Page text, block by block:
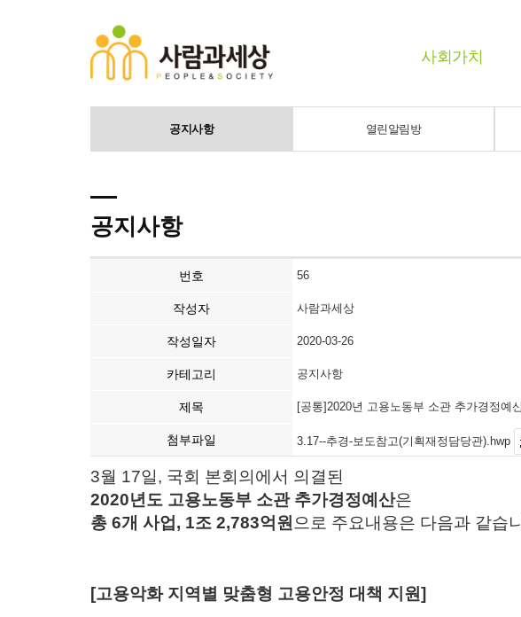
사회가치
공지사항 열린알림방
공지사항
번호 56
작성자 사람과세상
작성일자 2020-03-26
카테고리 공지사항
제목 [공통]2020년 고용노동부 소관 추가경정예
첨부파일 3.17--추경-보도참고(기획재정담당관).hwp
3월 17일, 국회 본회의에서 의결된
2020년도 고용노동부 소관 추가경정예산은
총 6개 사업 , 1조 2,783억원 으로 주요내용은 다음과 같습
[고용악화 지역별 맞춤형 고용안정 대책 지원]